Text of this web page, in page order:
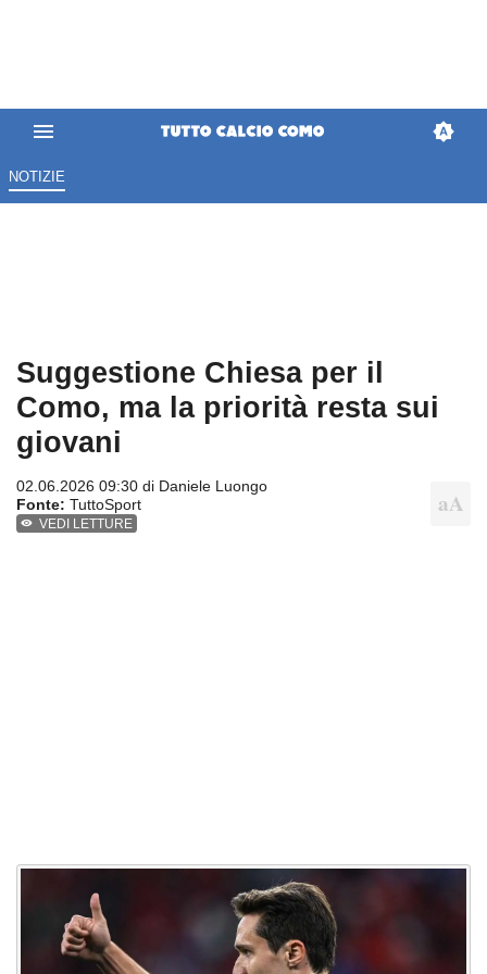
NOTIZIE
Suggestione Chiesa per il
Como, ma la priorità resta sui
giovani
02.06.2026 09:30 di Daniele Luongo
Fonte: TuttoSport
VEDI LETTURE